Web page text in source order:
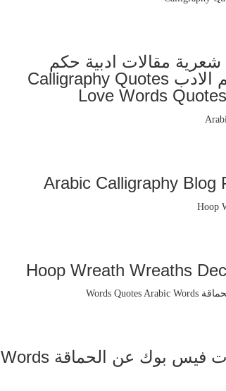
شعرية مقالات ادبية حكم
ومواعظ اقوال وحكم موقع عالم الادب Calligraphy Quotes
Love Words
اقوال وحكم عن الحماقة بوستات فيس بوك عن الحماقة Words